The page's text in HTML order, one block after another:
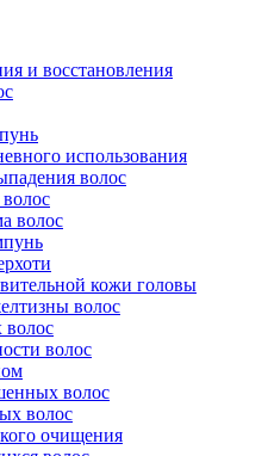
и восстановления
использования
волос
волос
кожи головы
волос
волос
волос
волос
очищения